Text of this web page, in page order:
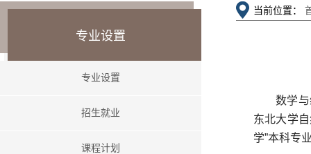
专业设置
专业设置
招生就业
课程计划
当前位置：
数学
东北大学
学”本科专